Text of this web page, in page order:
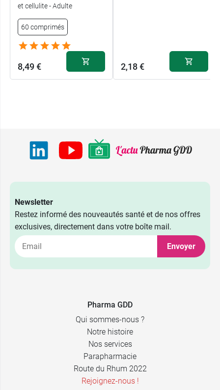
et cellulite - Adulte
60 comprimés
8,49 € 2,18 €
Newsletter
Restez informé des nouveautés santé et de nos offres
exclusives, directement dans votre boîte mail.
Envoyer
Pharma GDD
Qui sommes-nous ?
Notre histoire
Nos services
Parapharmacie
Route du Rhum 2022
Rejoignez-nous !